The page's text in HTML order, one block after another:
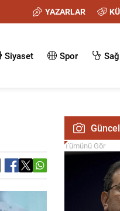
YAZARLAR
Siyaset Spor
Güncel
Tümünü Gör